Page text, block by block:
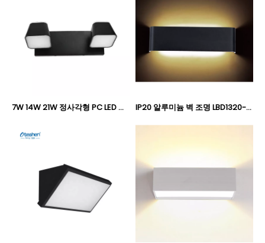
7W 14W 21W 정사각형 PC LED 벽 조명, 멀티 헤드 실내 거울 화장대 벽 램프 Oteshen LXD0940-7 / LXD0940-14 / LXD0940-21 IP20 알루미늄 벽 조명 LBD1320-8X